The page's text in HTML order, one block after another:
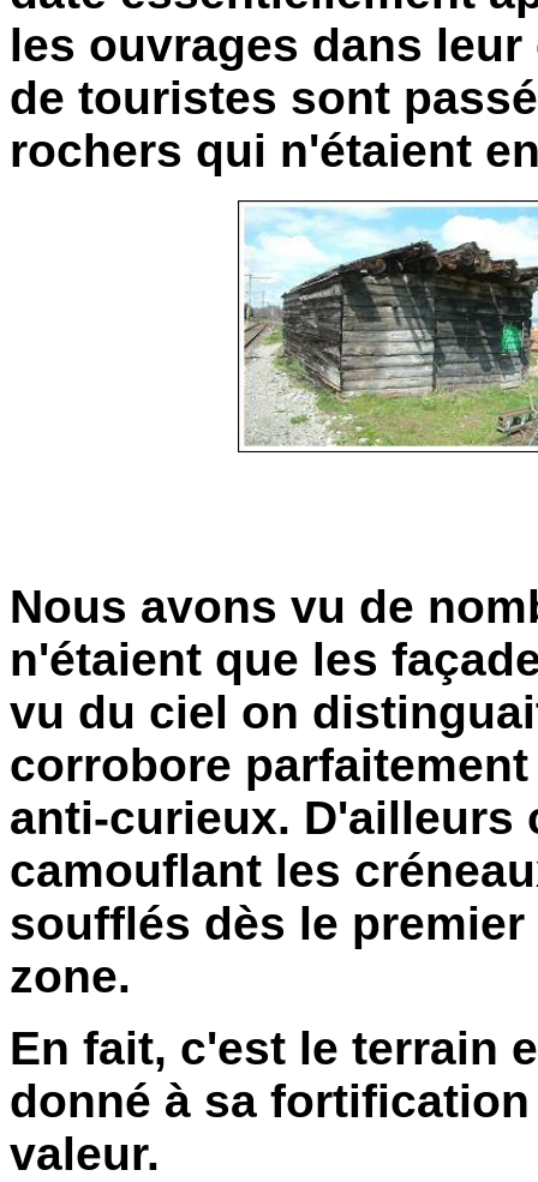
les ouvrages dans
de touristes sont
rochers qui n'étaient
Nous avons vu de
n'étaient que les
vu du ciel on
corrobore
anti-curieux. D'ailleurs
camouflant les
soufflés dès le
zone.
En fait, c'est le terrain
donné à sa
valeur.